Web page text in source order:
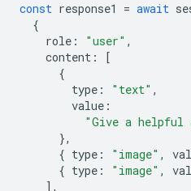
const response1 = await
{
role : "user" ,
content :
[
{
type : "text" ,
value :
"Give a helpful
},
{ type : "image" ,
{ type : "image" ,
],